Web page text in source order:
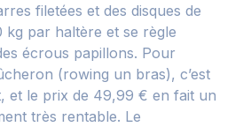
filetées et des disques de
kg par haltère et se règle
écrous papillons. Pour
(rowing un bras), c’est
et le prix de 49,99 € en fait un
très rentable. Le